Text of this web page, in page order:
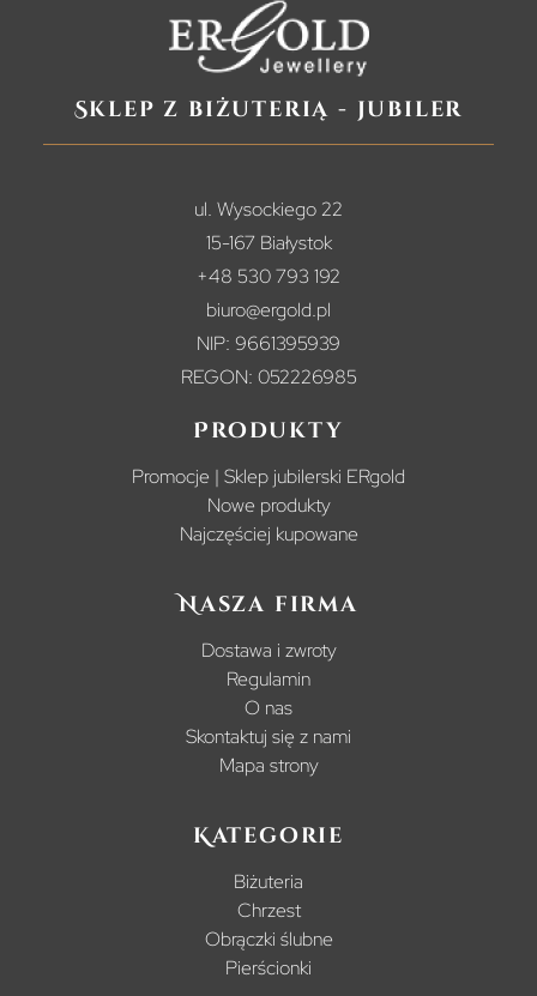
Sklep z biżuterią - jubiler
ul. Wysockiego 22
15-167 Białystok
+48 530 793 192
biuro@ergold.pl
NIP: 9661395939
REGON: 052226985
Produkty
Promocje | Sklep jubilerski ERgold
Nowe produkty
Najczęściej kupowane
Nasza firma
Dostawa i zwroty
Regulamin
O nas
Skontaktuj się z nami
Mapa strony
Kategorie
Biżuteria
Chrzest
Obrączki ślubne
Pierścionki